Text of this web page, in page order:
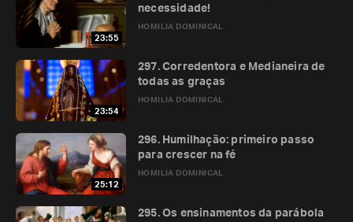
23:55
HOMILIA DOMINICAL
necessidade!
23:54
HOMILIA DOMINICAL
297. Corredentora e Medianeira de
todas as graças
25:12
HOMILIA DOMINICAL
296. Humilhação: primeiro passo
para crescer na fé
295. Os ensinamentos da parábola